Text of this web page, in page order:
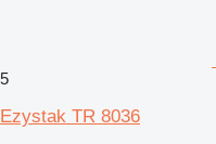
5
Ezystak TR 8036